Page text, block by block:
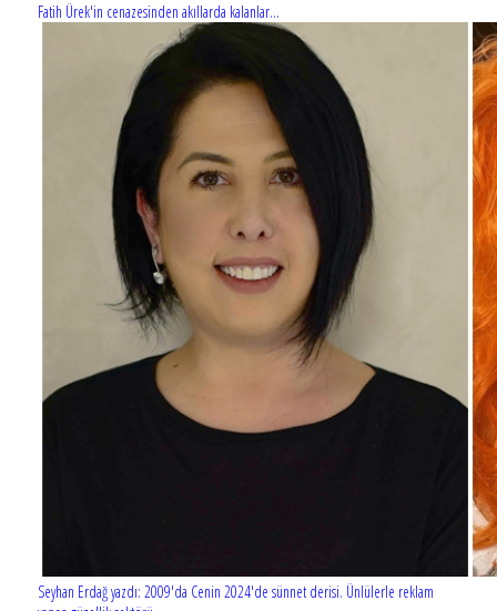
Fatih Ürek'in cenazesinden akıllarda kalanlar...
Seyhan Erdağ yazdı: 2009'da Cenin 2024'de sünnet derisi. Ünlülerle reklam